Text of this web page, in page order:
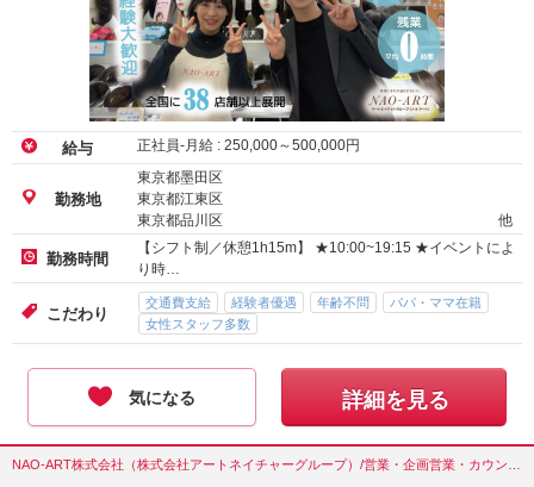
給与 正社員-月給 : 250,000～500,000円
勤務地
東京都墨田区
東京都江東区
東京都品川区
他
勤務時間
【シフト制／休憩1h15m】 ★10:00~19:15 ★イベントによ
り時…
こだわり
交通費支給 経験者優遇 年齢不問
パパ・ママ在籍
女性スタッフ多数
気になる 詳細を見る